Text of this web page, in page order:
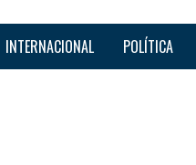
INTERNACIONAL POLÍTICA